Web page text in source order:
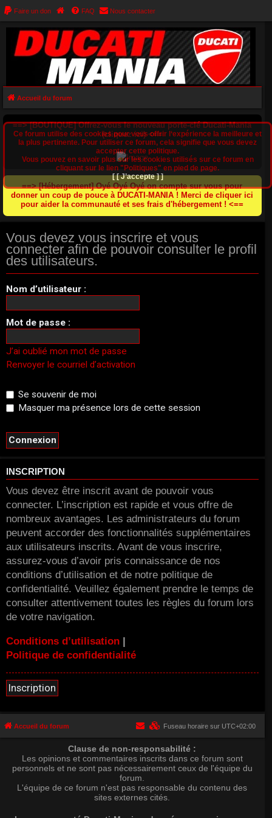
Faire un don FAQ Nous contacter
Accueil du forum
==> [BOUTIQUE] Offrez-vous le nouveau porte-clé Ducati-Mania
(cliquez ici) <==
==> [Hébergement] Oyé Oyé Oyé on compte sur vous pour
donner un coup de pouce à DUCATI-MANIA ! Merci de cliquer ici
pour aider la communauté et ses frais d'hébergement ! <==
Vous devez vous inscrire et vous
connecter afin de pouvoir consulter le profil
des utilisateurs.
Nom d’utilisateur :
Mot de passe :
J’ai oublié mon mot de passe
Renvoyer le courriel d’activation
Se souvenir de moi
Masquer ma présence lors de cette session
INSCRIPTION
Vous devez être inscrit avant de pouvoir vous
connecter. L’inscription est rapide et vous offre de
nombreux avantages. Les administrateurs du forum
peuvent accorder des fonctionnalités supplémentaires
aux utilisateurs inscrits. Avant de vous inscrire,
assurez-vous d’avoir pris connaissance de nos
conditions d’utilisation et de notre politique de
confidentialité. Veuillez également prendre le temps de
consulter attentivement toutes les règles du forum lors
de votre navigation.
Conditions d’utilisation |
Politique de confidentialité
Inscription
Ce forum utilise des cookies pour vous offrir l‘expérience la meilleure et
la plus pertinente. Pour utiliser ce forum, cela signifie que vous devez
accepter cette politique.
Vous pouvez en savoir plus sur les cookies utilisés sur ce forum en
cliquant sur le lien "Politiques" en pied de page.
[ [ J’accepte ] ]
Accueil du forum Fuseau horaire sur UTC+02:00
Clause de non-responsabilité :
Les opinions et commentaires inscrits dans ce forum sont
personnels et ne sont pas nécessairement ceux de l'équipe du
forum.
L'équipe de ce forum n'est pas responsable du contenu des
sites externes cités.